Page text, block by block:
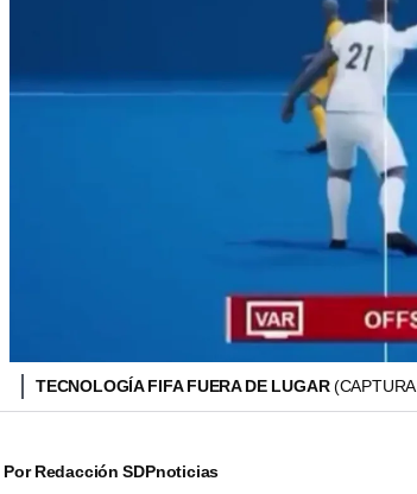
TECNOLOGÍA FIFA FUERA DE LUGAR
PorRedacción SDPnoticias